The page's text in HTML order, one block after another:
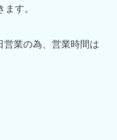
す。
営業の為、営業時間は